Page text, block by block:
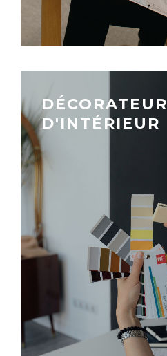
DÉCORATEUR
D'INTÉRIEUR